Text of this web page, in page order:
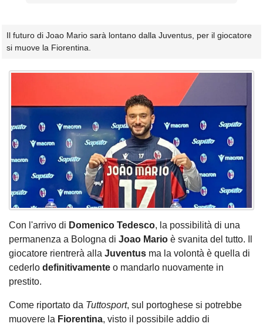
Il futuro di Joao Mario sarà lontano dalla Juventus, per il giocatore
si muove la Fiorentina.
Con l'arrivo di Domenico Tedesco, la possibilità di una
permanenza a Bologna di Joao Mario è svanita del tutto. Il
giocatore rientrerà alla Juventus ma la volontà è quella di
cederlo definitivamente o mandarlo nuovamente in
prestito.
Come riportato da Tuttosport, sul portoghese si potrebbe
muovere la Fiorentina, visto il possibile addio di